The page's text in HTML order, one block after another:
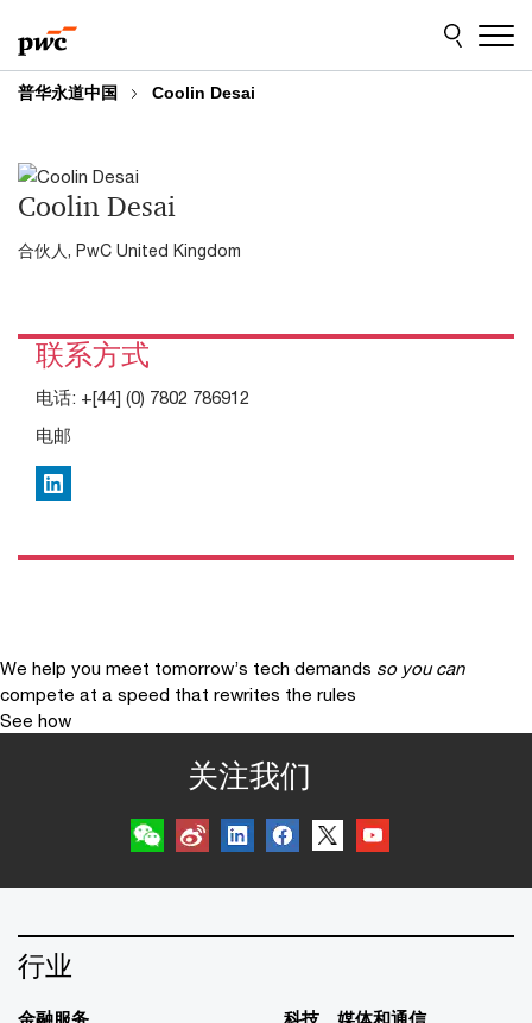
to
content
to
footer
普华永道中国 Coolin Desai
Coolin Desai
合伙人, PwC United Kingdom
联系方式
电话: +[44] (0) 7802 786912
电邮
LinkedIn
We help you meet tomorrow’s tech demands so you can
compete at a speed that rewrites the rules
See how
关注我们
行业
金融服务
科技、媒体和通信